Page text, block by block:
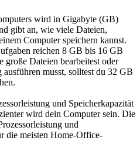
wird in Gigabyte (GB)
gibt an, wie viele Dateien,
Computer speichern kannst.
reichen 8 GB bis 16 GB
Dateien bearbeitest oder
musst, solltest du 32 GB
und Speicherkapazität
wird dein Computer sein. Die
und
die meisten Home-Office-